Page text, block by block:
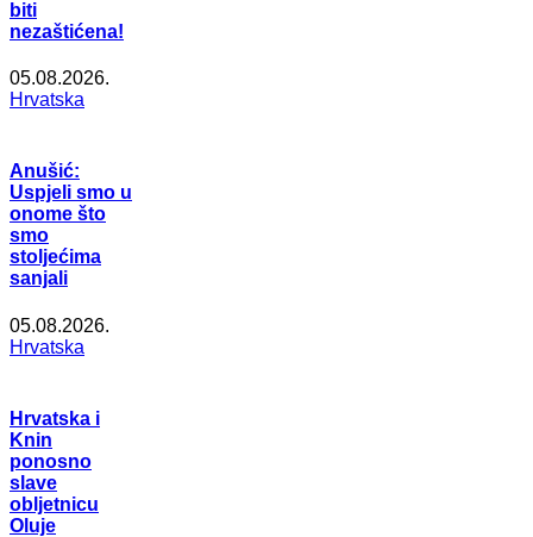
biti
nezaštićena!
05.08.2026.
Hrvatska
Anušić:
Uspjeli smo u
onome što
smo
stoljećima
sanjali
05.08.2026.
Hrvatska
Hrvatska i
Knin
ponosno
slave
obljetnicu
Oluje